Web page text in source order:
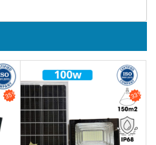
DỊCH VỤ TIN DÙNG LẦN VII - 2020
35% 33%